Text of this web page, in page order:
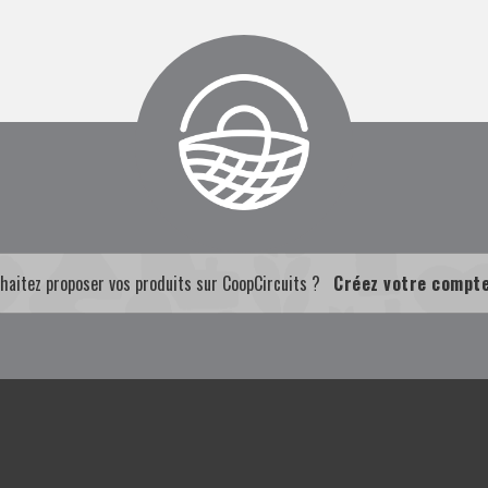
proposer vos produits sur CoopCircuits ? Créez votre